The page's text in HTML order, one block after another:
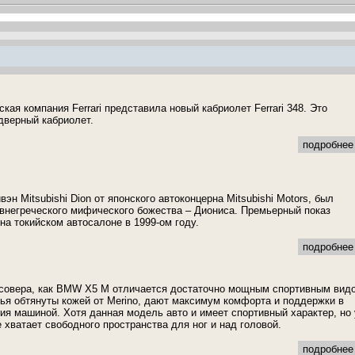
компания Ferrari представила новый кабриолет Ferrari 348. Это
кабриолет.
Mitsubishi Dion от японского автоконцерна Mitsubishi Motors, был
мифического божества – Диониса. Премьерный показ
токийском автосалоне в 1999-ом году.
как BMW X5 M отличается достаточно мощным спортивным
обтянуты кожей от Merino, дают максимум комфорта и поддержки в
машиной. Хотя данная модель авто и имеет спортивный характер, но
свободного пространства для ног и над головой.